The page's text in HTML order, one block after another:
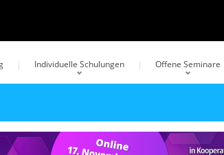
Individuelle Schulungen Offene Seminare